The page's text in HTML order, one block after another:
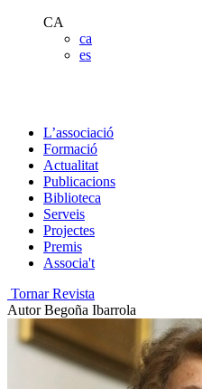
CA
ca
es
L’associació
Formació
Actualitat
Publicacions
Biblioteca
Serveis
Projectes
Premis
Associa't
Tornar Revista
Autor Begoña Ibarrola